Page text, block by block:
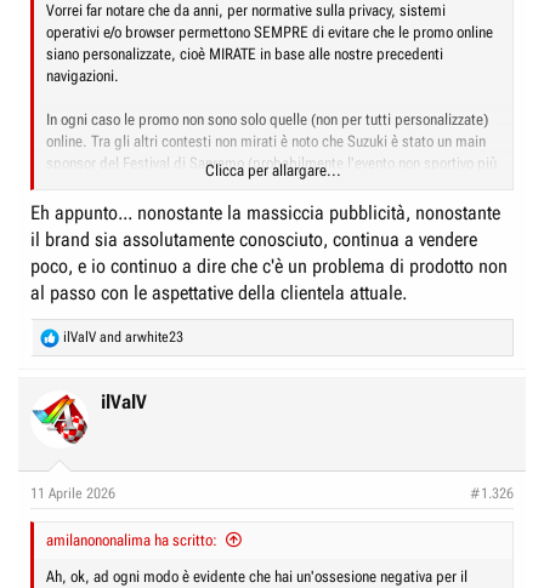
Vorrei far notare che da anni, per normative sulla privacy, sistemi
operativi e/o browser permettono SEMPRE di evitare che le promo online
siano personalizzate, cioè MIRATE in base alle nostre precedenti
navigazioni.
In ogni caso le promo non sono solo quelle (non per tutti personalizzate)
online. Tra gli altri contesti non mirati è noto che Suzuki è stato un main
sponsor del Festival di Sanremo (probabilmente l'evento non sportivo più
seguito in TV con coinvolgimenti per l'intero mese) ed è uno dei pochi
main sponsor di auto in una squadra di Serie A (il calcio è lo sport e
l'argomento più seguito in Italia). Pertanto mi sembra una comica non
ritenere la sua pubblicità aggressiva.
Clicca per allargare...
Eh appunto... nonostante la massiccia pubblicità, nonostante
il brand sia assolutamente conosciuto, continua a vendere
poco, e io continuo a dire che c'è un problema di prodotto non
al passo con le aspettative della clientela attuale.
R
e
c
t
i
s
ilValV and arwhite23
ilValV
11 Aprile 2026 #1.326
amilanononalima ha scritto:
Ah, ok, ad ogni modo è evidente che hai un'ossesione negativa per il